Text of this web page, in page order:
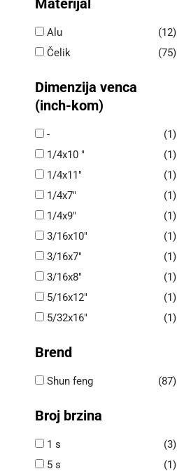
Materijal
(12)
Alu
(75)
Čelik
Dimenzija venca
(inch-kom)
(1)
-
(1)
1/4x10 "
(1)
1/4x11"
(1)
1/4x7"
(1)
1/4x9"
(1)
3/16x10"
(1)
3/16x7"
(1)
3/16x8"
(1)
5/16x12"
(1)
5/32x16"
Brend
(87)
Shun feng
Broj brzina
(3)
1 s
(1)
5 s